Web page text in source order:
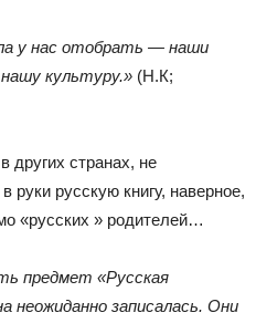
у нас отобрать — наши
культуру.» (Н.К;
странах, не
руки русскую книгу, наверное,
«русских » родителей…
предмет «Русская
неожиданно записалась. Они